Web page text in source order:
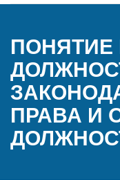
ПОНЯТИЕ
ПРАВА И